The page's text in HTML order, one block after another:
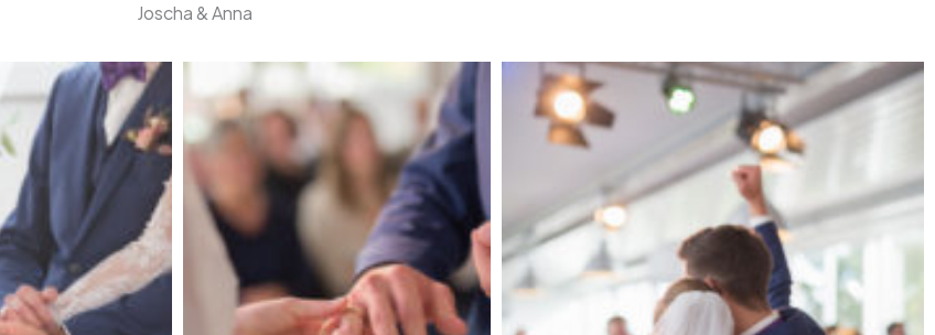
Joscha & Anna